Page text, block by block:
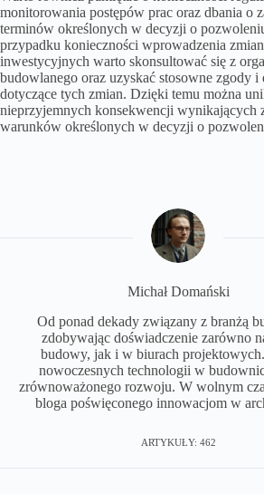
monitorowania postępów prac oraz dbania o
terminów określonych w decyzji o
przypadku konieczności wprowadzenia
inwestycyjnych warto skonsultować się z
budowlanego oraz uzyskać stosowne zgody i
dotyczące tych zmian. Dzięki temu można
nieprzyjemnych konsekwencji wynikających
warunków określonych w decyzji o
Michał Domański
Od ponad dekady związany z branżą
zdobywając doświadczenie zarówno
budowy, jak i w biurach
nowoczesnych technologii w
zrównoważonego rozwoju. W wolnym
bloga poświęconego innowacjom w
ARTYKUŁY: 462